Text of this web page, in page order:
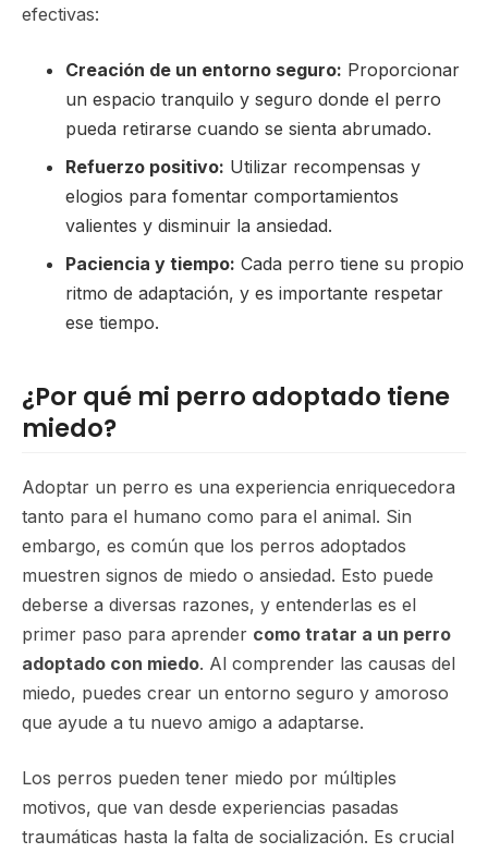
efectivas:
Creación de un entorno seguro: Proporcionar
un espacio tranquilo y seguro donde el perro
pueda retirarse cuando se sienta abrumado.
Refuerzo positivo: Utilizar recompensas y
elogios para fomentar comportamientos
valientes y disminuir la ansiedad.
Paciencia y tiempo: Cada perro tiene su propio
ritmo de adaptación, y es importante respetar
ese tiempo.
¿Por qué mi perro adoptado tiene
miedo?
Adoptar un perro es una experiencia enriquecedora
tanto para el humano como para el animal. Sin
embargo, es común que los perros adoptados
muestren signos de miedo o ansiedad. Esto puede
deberse a diversas razones, y entenderlas es el
primer paso para aprender como tratar a un perro
adoptado con miedo. Al comprender las causas del
miedo, puedes crear un entorno seguro y amoroso
que ayude a tu nuevo amigo a adaptarse.
Los perros pueden tener miedo por múltiples
motivos, que van desde experiencias pasadas
traumáticas hasta la falta de socialización. Es crucial